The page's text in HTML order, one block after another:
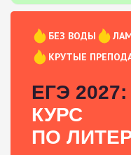
БЕЗ ВОДЫ
КРУТЫЕ
ЕГЭ 2027:
КУРС
ПО